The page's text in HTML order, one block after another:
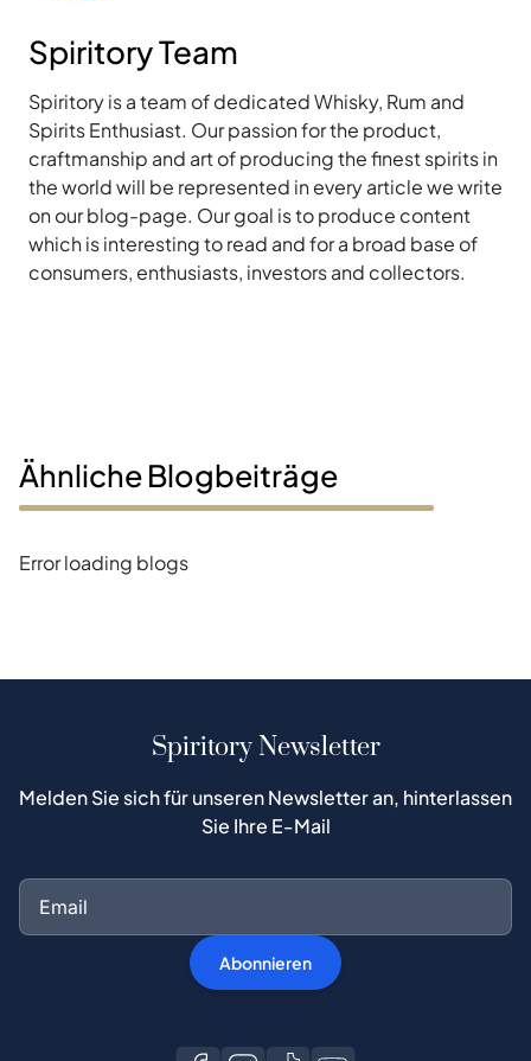
Spiritory Team
Spiritory is a team of dedicated Whisky, Rum and
Spirits Enthusiast. Our passion for the product,
craftmanship and art of producing the finest spirits in
the world will be represented in every article we write
on our blog-page. Our goal is to produce content
which is interesting to read and for a broad base of
consumers, enthusiasts, investors and collectors.
Ähnliche Blogbeiträge
Error loading blogs
Spiritory Newsletter
Melden Sie sich für unseren Newsletter an, hinterlassen
Sie Ihre E-Mail
Abonnieren